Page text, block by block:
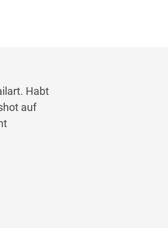
Habt
auf